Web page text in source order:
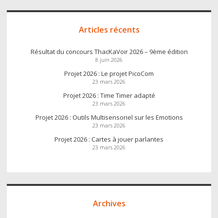
Articles récents
Résultat du concours ThacKaVoir 2026 – 9ème édition
8 juin 2026
Projet 2026 : Le projet PicoCom
23 mars 2026
Projet 2026 : Time Timer adapté
23 mars 2026
Projet 2026 : Outils Multisensoriel sur les Emotions
23 mars 2026
Projet 2026 : Cartes à jouer parlantes
23 mars 2026
Archives